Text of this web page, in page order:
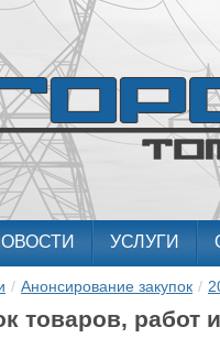
УСЛУГИ
/ Анонсирование закупок /
товаров, работ